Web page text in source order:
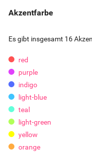
Akzentfarbe
Es gibt insgesamt 16
red
purple
indigo
light-blue
teal
light-green
yellow
orange